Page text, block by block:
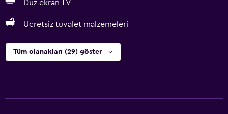
Düz ekran TV
Ücretsiz tuvalet malzemeleri
Tüm olanakları (29) göster